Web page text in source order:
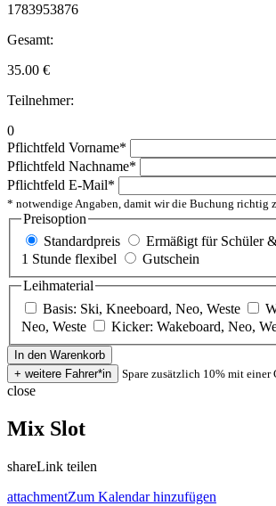
1783953876
Gesamt:
35.00 €
Teilnehmer:
0
Pflichtfeld Vorname*
Pflichtfeld Nachname*
Pflichtfeld E-Mail*
* notwendige Angaben, damit wir die Buchung richtig
Preisoption
Standardpreis
Ermäßigt für Schüler
1 Stunde flexibel
Gutschein
Leihmaterial
Basis: Ski, Kneeboard, Neo, Weste
Neo, Weste
Kicker: Wakeboard, Neo,
Spare zusätzlich 10% mit einer
close
Mix Slot
shareLink teilen
attachmentZum Kalendar hinzufügen